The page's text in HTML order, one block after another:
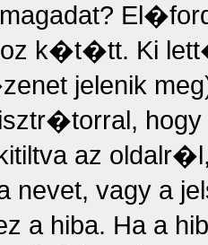
k�t�tt. Ki
jelenik
az
nevet, vagy a
a hiba. Ha a